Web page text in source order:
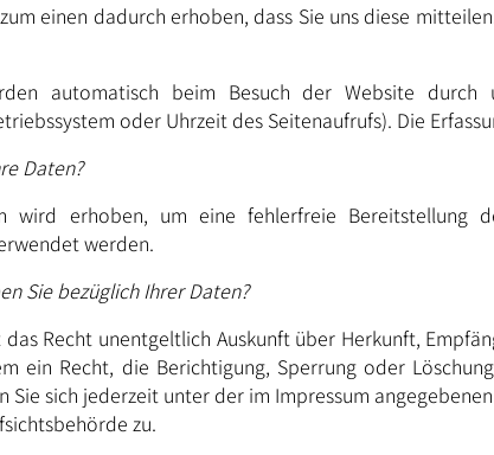
einen dadurch erhoben, dass Sie uns diese
automatisch beim Besuch der Website
oder Uhrzeit des Seitenaufrufs). Die
Daten?
wird erhoben, um eine fehlerfreie Bereitstellung
werden.
Sie bezüglich Ihrer Daten?
Recht unentgeltlich Auskunft über Herkunft,
ein Recht, die Berichtigung, Sperrung oder
Sie sich jederzeit unter der im Impressum
zu.